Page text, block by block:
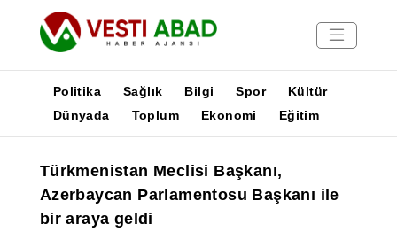
Yayınlar
Medya
Poster
Politika Sağlık Bilgi Spor
Kültür
Dünyada
Toplum Ekonomi Eğitim
Türkmenistan Meclisi Başkanı,
Azerbaycan Parlamentosu Başkanı ile
bir araya geldi